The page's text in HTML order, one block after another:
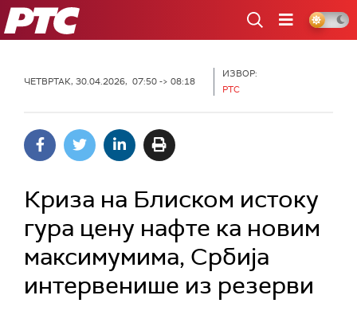
РТС
ЧЕТВРТАК, 30.04.2026, 07:50 -> 08:18
ИЗВОР:
РТС
Криза на Блиском истоку
гура цену нафте ка новим
максимумима, Србија
интервенише из резерви